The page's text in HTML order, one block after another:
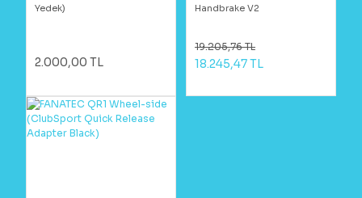
Yedek)
2.000,00 TL
Handbrake V2
19.205,76 TL
18.245,47 TL